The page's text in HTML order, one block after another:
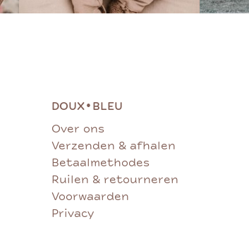
DOUX• BLEU
Over ons
Verzenden & afhalen
Betaalmethodes
Ruilen & retourneren
Voorwaarden
Privacy